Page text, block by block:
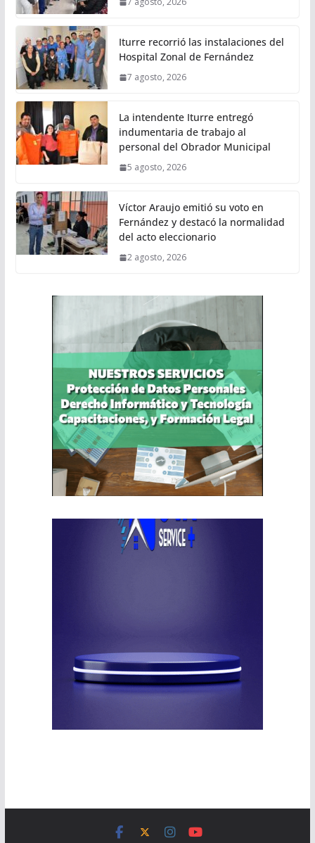
Iturre recorrió las instalaciones del
Hospital Zonal de Fernández
7 agosto, 2026
La intendente Iturre entregó
indumentaria de trabajo al
personal del Obrador Municipal
5 agosto, 2026
Víctor Araujo emitió su voto en
Fernández y destacó la normalidad
del acto eleccionario
2 agosto, 2026